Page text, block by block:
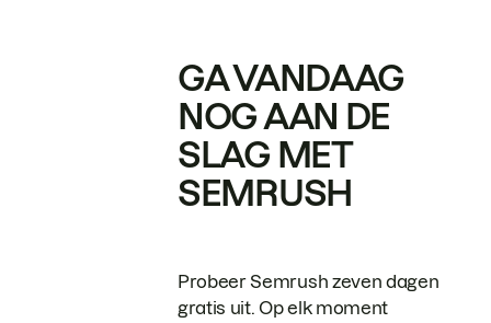
GA VANDAAG
NOG AAN DE
SLAG MET
SEMRUSH
Probeer Semrush zeven dagen
gratis uit. Op elk moment